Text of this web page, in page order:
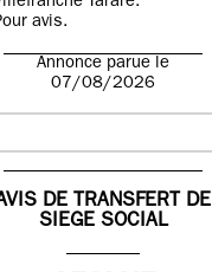
avis.
Annonce parue le
07/08/2026
DE TRANSFERT DE
SIEGE SOCIAL